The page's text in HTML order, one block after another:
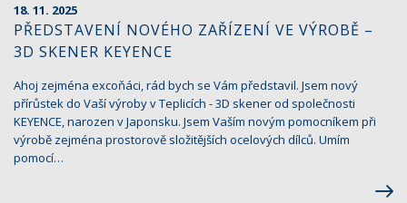
18. 11. 2025
PŘEDSTAVENÍ NOVÉHO ZAŘÍZENÍ VE VÝROBĚ –
3D SKENER KEYENCE
Ahoj zejména excoňáci, rád bych se Vám představil. Jsem nový
přírůstek do Vaší výroby v Teplicích - 3D skener od společnosti
KEYENCE, narozen v Japonsku. Jsem Vaším novým pomocníkem při
výrobě zejména prostorově složitějších ocelových dílců. Umím
pomocí…